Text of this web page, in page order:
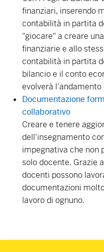
finanziari, inserendo
contabilità in partita
"giocare" a creare
finanziarie e allo
contabilità in partita
bilancio e il conto
evolverà
Documentazione
collaborativo
Creare e tenere
dell'insegnamento
impegnativa che non
solo docente. Grazie
docenti possono
documentazioni
lavoro di ognuno.